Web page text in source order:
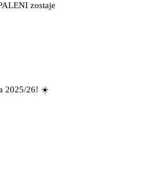
zostaje
2025/26! ☀️